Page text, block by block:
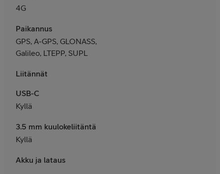
4G
Paikannus
GPS, A-GPS, GLONASS,
Galileo, LTEPP, SUPL
Liitännät
USB-C
Kyllä
3.5 mm kuulokeliitäntä
Kyllä
Akku ja lataus